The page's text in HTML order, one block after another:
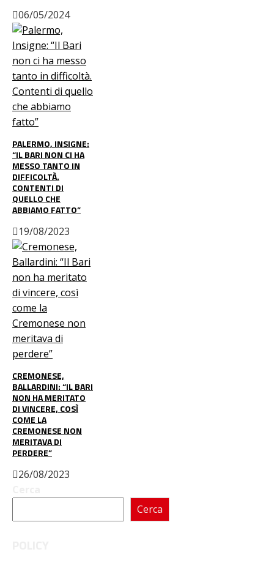
06/05/2024
PALERMO, INSIGNE:
“IL BARI NON CI HA
MESSO TANTO IN
DIFFICOLTÀ.
CONTENTI DI
QUELLO CHE
ABBIAMO FATTO”
19/08/2023
CREMONESE,
BALLARDINI: “IL BARI
NON HA MERITATO
DI VINCERE, COSÌ
COME LA
CREMONESE NON
MERITAVA DI
PERDERE”
26/08/2023
Cerca